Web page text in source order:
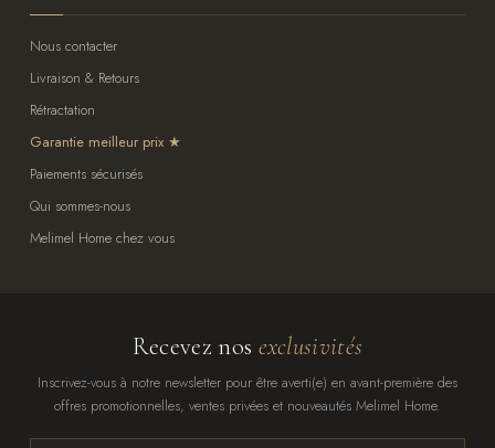
Nous contacter
Livraison & Retours
Rétractation
Garantie meilleur prix
Paiements sécurisés
Qui sommes-nous
Melimel Home chez vous
Recevez nos exclusivités
Inscrivez-vous à notre newsletter pour être averti(e) en avant-première des
offres promotionnelles, ventes privées et nouveautés Melimel Home.